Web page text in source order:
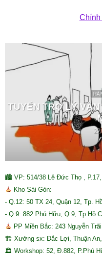
Chính
TUYỂN TRỢ LÝ
🏙 VP: 514/38 Lê Đức Thọ , P.17,
Kho Sài Gòn:
- Q.12: 50 TX 24, Quận 12, Tp.
- Q.9: 882 Phú Hữu, Q.9, Tp.Hồ
PP Miền Bắc: 243 Nguyễn
🏗 Xưởng sx: Đắc Lợi, Thuận
🏛 Workshop: 52, Đ.882, P.Phú